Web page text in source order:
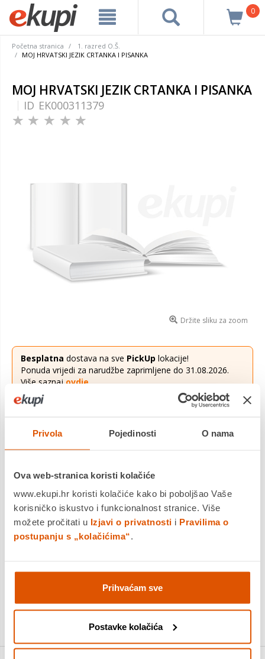
Privola Pojedinosti O nama
Ova web-stranica koristi kolačiće
www.ekupi.hr koristi kolačiće kako bi poboljšao Vaše
korisničko iskustvo i funkcionalnost stranice. Više
možete pročitati u Izjavi o privatnosti i Pravilima o
postupanju s „kolačićima“.
Prihvaćam sve
Postavke kolačića
0
Početna stranica
1. razred O.Š.
MOJ HRVATSKI JEZIK CRTANKA I PISANKA
MOJ HRVATSKI JEZIK CRTANKA I PISANKA
ID EK000311379
Držite sliku za zoom
Besplatna dostava na sve PickUp lokacije!
Ponuda vrijedi za narudžbe zaprimljene do 31.08.2026.
Više saznajovdje.
Cijena 6,00 €
crtanka i pisanka, HRVATSKI JEZIK, 1. razred osnovne škole
Saznaj više
Dostavljamo već od20.08.2026
Platite gotovinom pri preuzimanju, Internet bankarstvom, karticama
jednokratno i na rate
Povrat robe moguć unutar 14 dana
KUPITE ODMAH